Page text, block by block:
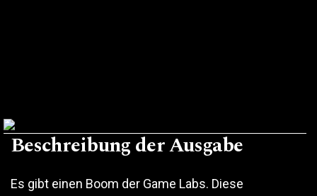
Beschreibung der Ausgabe
Es gibt einen Boom der Game Labs. Diese